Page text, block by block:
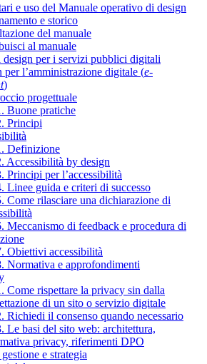
e uso del Manuale operativo di design
e storico
del manuale
al manuale
design per i servizi pubblici digitali
per l’amministrazione digitale (e-
)
progettuale
Buone pratiche
Principi
Definizione
Accessibilità by design
Principi per l’accessibilità
Linee guida e criteri di successo
Come rilasciare una dichiarazione di
Meccanismo di feedback e procedura di
Obiettivi accessibilità
Normativa e approfondimenti
Come rispettare la privacy sin dalla
di un sito o servizio digitale
Richiedi il consenso quando necessario
Le basi del sito web: architettura,
privacy, riferimenti DPO
e strategia